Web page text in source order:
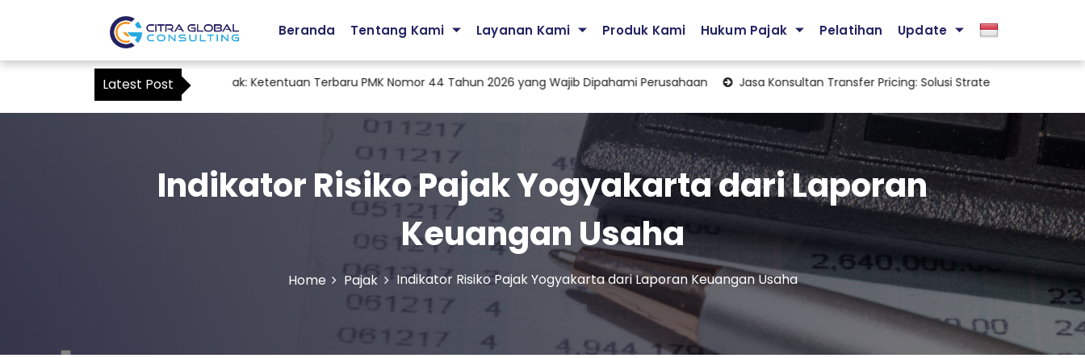
Beranda Tentang Kami Layanan Kami Produk Kami Hukum Pajak Pelatihan Update
Latest Post
Accounting sebagai Kuasa Pajak: Ketentuan Terbaru PMK Nomor 44 Tahun 2026 yang Wajib Dipahami Perusahaan Jasa Konsultan Transfer Pricing: Solusi Strategis Mengelola Kepatuhan
Indikator Risiko Pajak Yogyakarta dari Laporan
Keuangan Usaha
Home Pajak Indikator Risiko Pajak Yogyakarta dari Laporan Keuangan Usaha